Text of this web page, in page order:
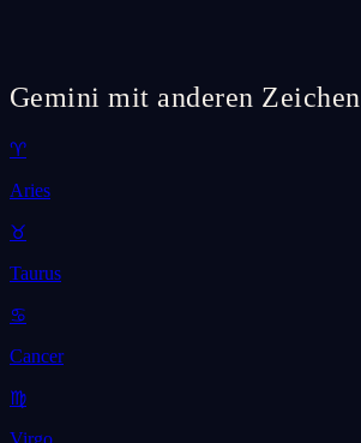
Gemini mit anderen Zeichen
♈
Aries
♉
Taurus
♋
Cancer
♍